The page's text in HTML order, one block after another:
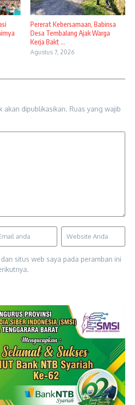
Pererat Kebersamaan, Babinsa
Desa Tembalang Ajak Warga
Kerja Bakt ...
Agustus 7, 2026
akan dipublikasikan. Ruas yang wajib
situs web saya pada peramban ini